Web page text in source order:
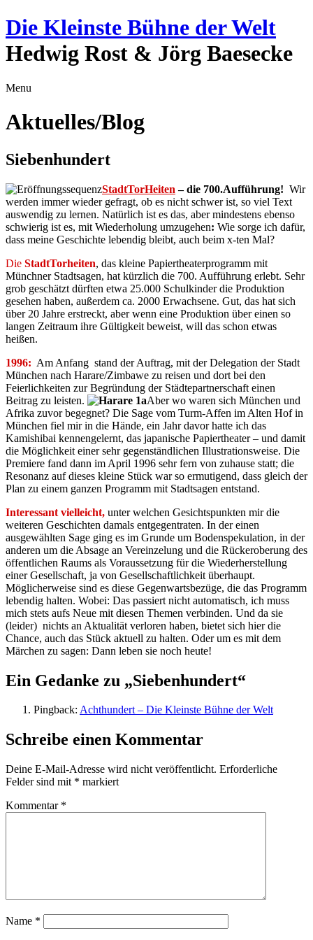
Die Kleinste Bühne der Welt
Hedwig Rost & Jörg Baesecke
Menu
Aktuelles/Blog
Siebenhundert
StadtTorHeiten – die 700.Aufführung! Wir
werden immer wieder gefragt, ob es nicht schwer ist, so viel Text
auswendig zu lernen. Natürlich ist es das, aber mindestens ebenso
schwierig ist es, mit Wiederholung umzugehen: Wie sorge ich dafür,
dass meine Geschichte lebendig bleibt, auch beim x-ten Mal?
Die StadtTorheiten, das kleine Papiertheaterprogramm mit
Münchner Stadtsagen, hat kürzlich die 700. Aufführung erlebt. Sehr
grob geschätzt dürften etwa 25.000 Schulkinder die Produktion
gesehen haben, außerdem ca. 2000 Erwachsene. Gut, das hat sich
über 20 Jahre erstreckt, aber wenn eine Produktion über einen so
langen Zeitraum ihre Gültigkeit beweist, will das schon etwas
heißen.
1996: Am Anfang stand der Auftrag, mit der Delegation der Stadt
München nach Harare/Zimbawe zu reisen und dort bei den
Feierlichkeiten zur Begründung der Städtepartnerschaft einen
Beitrag zu leisten.
Aber wo waren sich München und
Afrika zuvor begegnet? Die Sage vom Turm-Affen im Alten Hof in
München fiel mir in die Hände, ein Jahr davor hatte ich das
Kamishibai kennengelernt, das japanische Papiertheater – und damit
die Möglichkeit einer sehr gegenständlichen Illustrationsweise. Die
Premiere fand dann im April 1996 sehr fern von zuhause statt; die
Resonanz auf dieses kleine Stück war so ermutigend, dass gleich der
Plan zu einem ganzen Programm mit Stadtsagen entstand.
Interessant vielleicht, unter welchen Gesichtspunkten mir die
weiteren Geschichten damals entgegentraten. In der einen
ausgewählten Sage ging es im Grunde um Bodenspekulation, in der
anderen um die Absage an Vereinzelung und die Rückeroberung des
öffentlichen Raums als Voraussetzung für die Wiederherstellung
einer Gesellschaft, ja von Gesellschaftlichkeit überhaupt.
Möglicherweise sind es diese Gegenwartsbezüge, die das Programm
lebendig halten. Wobei: Das passiert nicht automatisch, ich muss
mich stets aufs Neue mit diesen Themen verbinden. Und da sie
(leider) nichts an Aktualität verloren haben, bietet sich hier die
Chance, auch das Stück aktuell zu halten. Oder um es mit dem
Märchen zu sagen: Dann leben sie noch heute!
Ein Gedanke zu „Siebenhundert“
Pingback: Achthundert – Die Kleinste Bühne der Welt
Schreibe einen Kommentar
Deine E-Mail-Adresse wird nicht veröffentlicht. Erforderliche
Felder sind mit * markiert
Kommentar *
Name *